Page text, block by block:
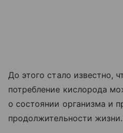
До этого стало известно,
потребление кислорода
о состоянии организма и
продолжительности жизни.